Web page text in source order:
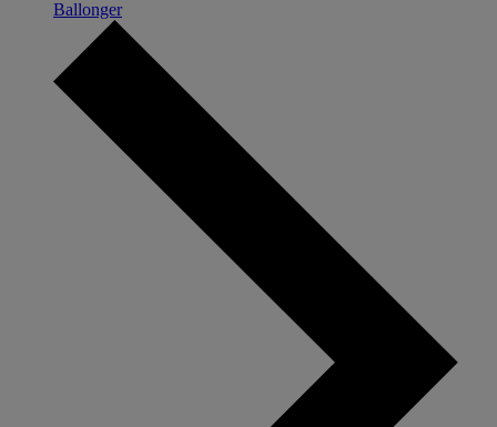
Ballonger